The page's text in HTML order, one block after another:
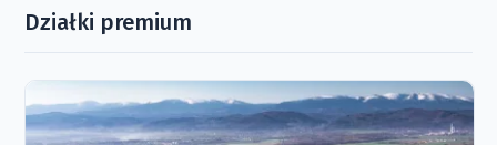
Działki premium